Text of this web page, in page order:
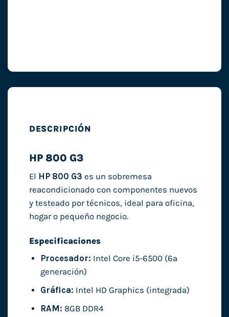
DESCRIPCIÓN
HP 800 G3
El HP 800 G3 es un sobremesa
reacondicionado con componentes nuevos
y testeado por técnicos, ideal para oficina,
hogar o pequeño negocio.
Especificaciones
Procesador: Intel Core i5-6500 (6ª
generación)
Gráfica: Intel HD Graphics (integrada)
RAM: 8GB DDR4